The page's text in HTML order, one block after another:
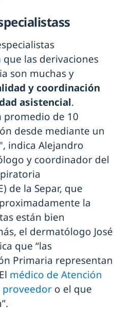
las derivaciones
son muchas y
y coordinación
asistencial.
promedio de 10
desde mediante un
indica Alejandro
y coordinador del
de la Separ, que
la
están bien
el dermatólogo José
que “las
Primaria representan
médico de Atención
proveedor o el que